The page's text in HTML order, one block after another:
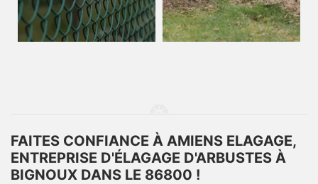
FAITES CONFIANCE À AMIENS ELAGAGE,
ENTREPRISE D'ÉLAGAGE D'ARBUSTES À
BIGNOUX DANS LE 86800 !